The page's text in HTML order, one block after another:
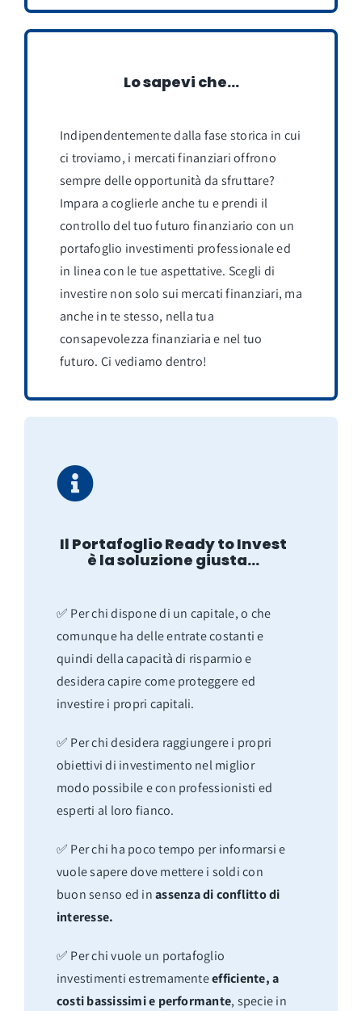
Lo sapevi che…
Indipendentemente dalla fase storica in cui
ci troviamo, i mercati finanziari offrono
sempre delle opportunità da sfruttare?
Impara a coglierle anche tu e prendi il
controllo del tuo futuro finanziario con un
portafoglio investimenti professionale ed
in linea con le tue aspettative. Scegli di
investire non solo sui mercati finanziari, ma
anche in te stesso, nella tua
consapevolezza finanziaria e nel tuo
futuro. Ci vediamo dentro!
Il Portafoglio Ready to Invest
è la soluzione giusta…
✅ Per chi dispone di un capitale, o che
comunque ha delle entrate costanti e
quindi della capacità di risparmio e
desidera capire come proteggere ed
investire i propri capitali.
✅ Per chi desidera raggiungere i propri
obiettivi di investimento nel miglior
modo possibile e con professionisti ed
esperti al loro fianco.
✅ Per chi ha poco tempo per informarsi e
vuole sapere dove mettere i soldi con
buon senso ed inassenza di conflitto di
interesse.
✅ Per chi vuole un portafoglio
investimenti estremamenteefficiente, a
costi bassissimi e performante, specie in